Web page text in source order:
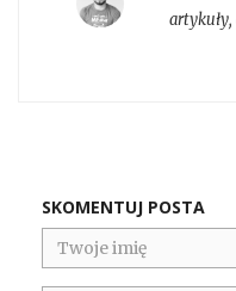
artykuły,
SKOMENTUJ POSTA